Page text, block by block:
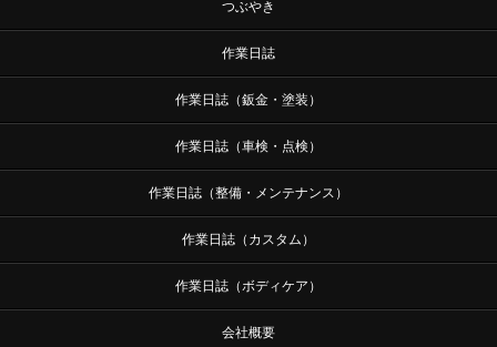
つぶやき
作業日誌
作業日誌（鈑金・塗装）
作業日誌（車検・点検）
作業日誌（整備・メンテナンス）
作業日誌（カスタム）
作業日誌（ボディケア）
会社概要